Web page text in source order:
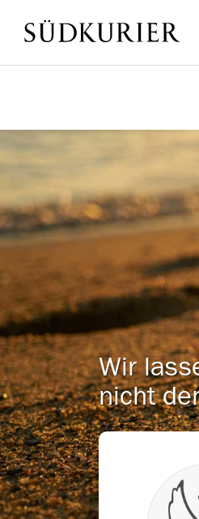
Wir
nicht